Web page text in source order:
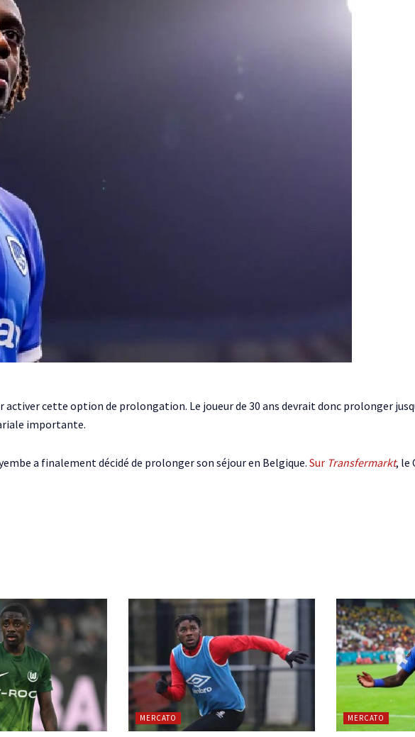
cette option de prolongation. Le joueur de 30 ans devrait donc prolonger
importante.
a finalement décidé de prolonger son séjour en Belgique. Sur Transfermarkt, le
MERCATO MERCATO